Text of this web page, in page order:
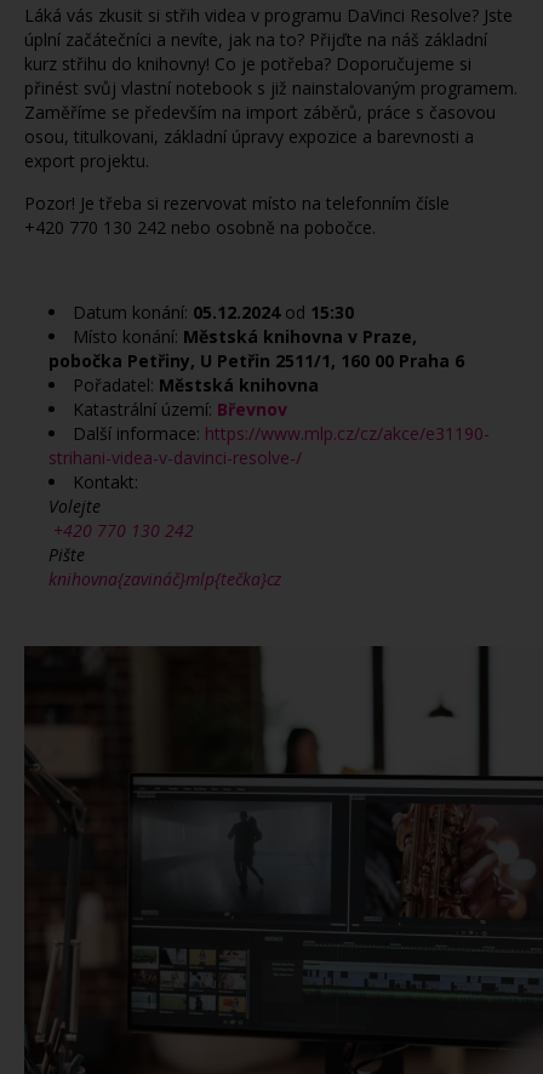
Láká vás zkusit si střih videa v programu DaVinci Resolve? Jste
úplní začátečníci a nevíte, jak na to? Přijďte na náš základní
kurz střihu do knihovny! Co je potřeba? Doporučujeme si
přinést svůj vlastní notebook s již nainstalovaným programem.
Zaměříme se především na import záběrů, práce s časovou
osou, titulkovani, základní úpravy expozice a barevnosti a
export projektu.
Pozor! Je třeba si rezervovat místo na telefonním čísle
+420 770 130 242 nebo osobně na pobočce.
Datum konání: 05.12.2024od 15:30
Místo konání: Městská knihovna v Praze,
pobočka Petřiny, U Petřin 2511/1, 160 00 Praha 6
Pořadatel: Městská knihovna
Katastrální území: Břevnov
Další informace: https://www.mlp.cz/cz/akce/e31190-
strihani-videa-v-davinci-resolve-/
Kontakt:
Volejte
+420 770 130 242
Pište
knihovna{zavináč}mlp{tečka}cz